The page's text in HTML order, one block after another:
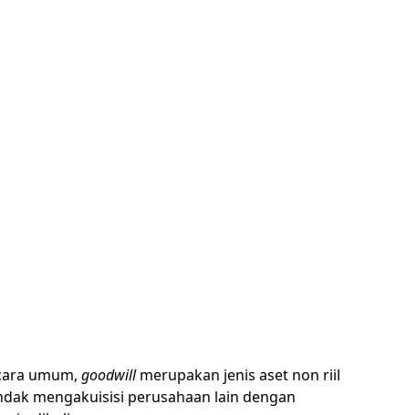
umum, goodwillmerupakan jenis aset non riil
mengakuisisi perusahaan lain dengan